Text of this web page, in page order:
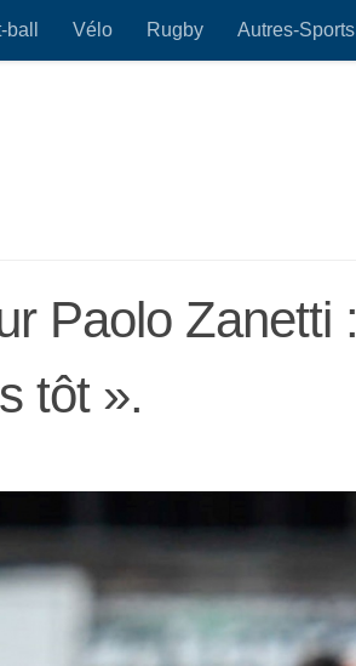
Vélo Rugby Autres-Sports
Paolo Zanetti :
tôt ».